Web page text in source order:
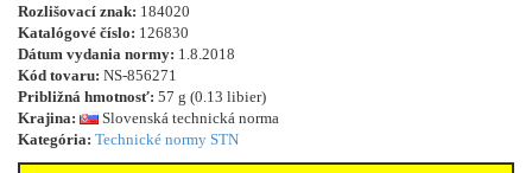
Rozlišovací znak: 184020
Katalógové číslo: 126830
Dátum vydania normy: 1.8.2018
Kód tovaru: NS-856271
Približná hmotnosť: 57 g (0.13 libier)
Krajina:
Slovenská technická norma
Kategória: Technické normy STN